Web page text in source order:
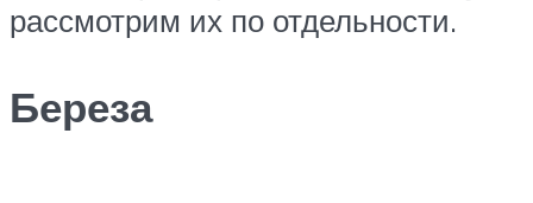
рассмотрим их по отдельности.
Береза